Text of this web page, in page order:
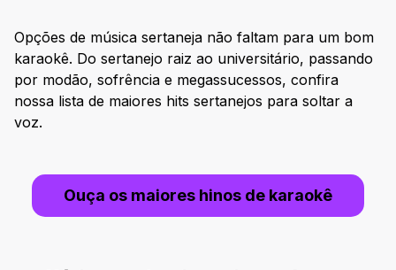
Opções de música sertaneja não faltam para um bom
karaokê. Do sertanejo raiz ao universitário, passando
por modão, sofrência e megassucessos, confira
nossa lista de maiores hits sertanejos para soltar a
voz.
Ouça os maiores hinos de karaokê